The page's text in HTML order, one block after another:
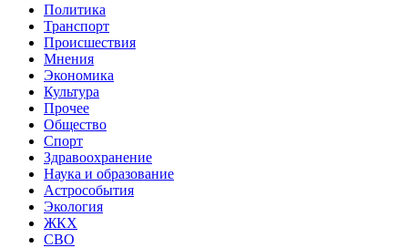
Политика
Транспорт
Происшествия
Мнения
Экономика
Культура
Прочее
Общество
Спорт
Здравоохранение
Наука и образование
Астрособытия
Экология
ЖКХ
СВО